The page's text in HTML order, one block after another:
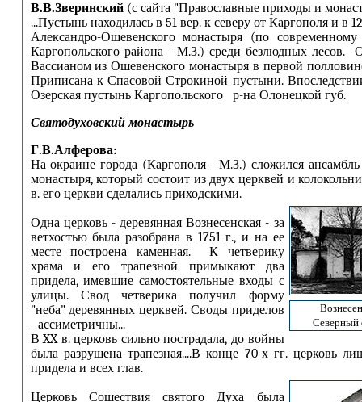
В.В.Зверинский(с сайта "Православные приходы и
...Пустынь находилась в 51 вер. к северу от Каргополя и в
Александро-Ошевенского монастыря (по
Каргопольского района - М.З.) среди безлюдных лесов.
Вассианом из Ошевенского монастыря в первой
Приписана к Спасовой Строкиной пустыни.
Озерская пустынь Каргопольского р-на Олонецкой губ.
Святодуховский монастырь
Г.В.Алферова:
На окраине города (Каргополя - М.З.) сложился ансамбль
монастыря, который состоит из двух церквей и
в. его церкви сделались приходскими.
Северный
Одна церковь - деревянная Вознесенская - за
ветхостью была разобрана в 1751 г., и на ее
месте построена каменная. К четверику
храма и его трапезной примыкают два
придела, имевшие самостоятельные входы с
улицы. Свод четверика получил форму
"неба" деревянных церквей. Своды приделов
- ассиметричны...
В XX в. церковь сильно пострадала, до войны
была разрушена трапезная....В конце 70-х гг. церковь
придела и всех глав.
Церковь Сошествия святого Духа была